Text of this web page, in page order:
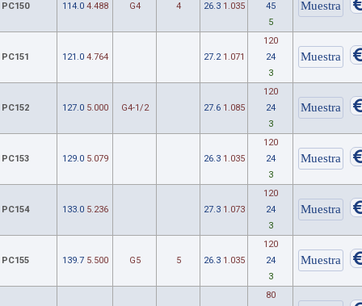
PC150 114.0 4.488 G4 4 26.3 1.035
45
5
PC151 121.0 4.764 27.2 1.071
120
24
3
PC152 127.0 5.000 G4-1/2 27.6 1.085
120
24
3
PC153 129.0 5.079 26.3 1.035
120
24
3
PC154 133.0 5.236 27.3 1.073
120
24
3
PC155 139.7 5.500 G5 5 26.3 1.035
120
24
3
80